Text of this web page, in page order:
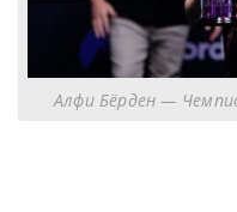
Алфи Бёрден —